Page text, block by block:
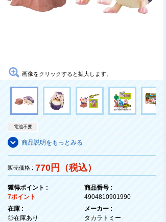
画像をクリックすると拡大します。
電池不要
商品説明をもっとみる
販売価格 : 770円（税込）
獲得ポイント :
7ポイント
在庫 :
◎在庫あり
商品番号 :
4904810901990
メーカー :
タカラトミー